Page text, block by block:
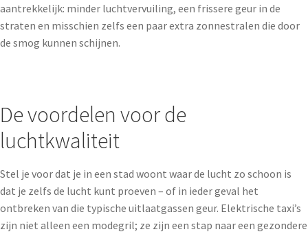
aantrekkelijk: minder luchtvervuiling, een frissere geur in de
straten en misschien zelfs een paar extra zonnestralen die door
de smog kunnen schijnen.
De voordelen voor de
luchtkwaliteit
Stel je voor dat je in een stad woont waar de lucht zo schoon is
dat je zelfs de lucht kunt proeven – of in ieder geval het
ontbreken van die typische uitlaatgassen geur. Elektrische taxi’s
zijn niet alleen een modegril; ze zijn een stap naar een gezondere